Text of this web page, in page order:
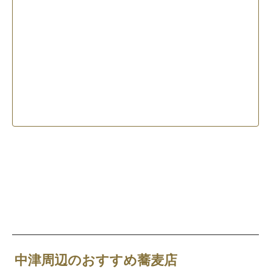
中津周辺のおすすめ蕎麦店